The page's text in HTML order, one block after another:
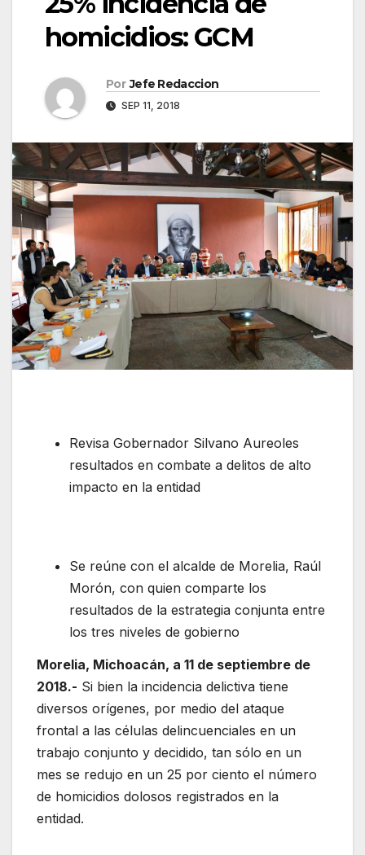
homicidios: GCM
Por Jefe Redaccion
SEP 11, 2018
Revisa Gobernador Silvano Aureoles
resultados en combate a delitos de alto
impacto en la entidad
Se reúne con el alcalde de Morelia, Raúl
Morón, con quien comparte los
resultados de la estrategia conjunta entre
los tres niveles de gobierno
Morelia, Michoacán, a 11 de septiembre de
2018.- Si bien la incidencia delictiva tiene
diversos orígenes, por medio del ataque
frontal a las células delincuenciales en un
trabajo conjunto y decidido, tan sólo en un
mes se redujo en un 25 por ciento el número
de homicidios dolosos registrados en la
entidad.